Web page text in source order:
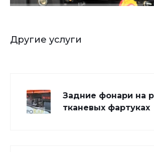
Другие услуги
Задние фонари на
тканевых фартуках